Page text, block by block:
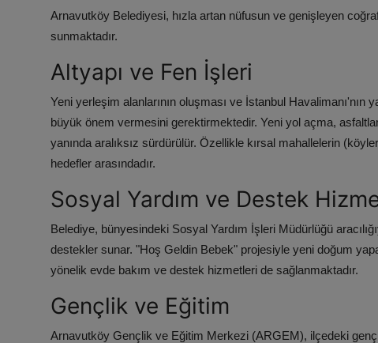
Arnavutköy Belediyesi, hızla artan nüfusun ve genişleyen
sunmaktadır.
Altyapı ve Fen İşleri
Yeni yerleşim alanlarının oluşması ve İstanbul Havalimanı'nın
büyük önem vermesini gerektirmektedir. Yeni yol açma,
yanında aralıksız sürdürülür. Özellikle kırsal mahallelerin
hedefler arasındadır.
Sosyal Yardım ve Destek
Belediye, bünyesindeki Sosyal Yardım İşleri Müdürlüğü
destekler sunar. "Hoş Geldin Bebek" projesiyle yeni doğum
yönelik evde bakım ve destek hizmetleri de sağlanmaktadır.
Gençlik ve Eğitim
Arnavutköy Gençlik ve Eğitim Merkezi (ARGEM), ilçedeki